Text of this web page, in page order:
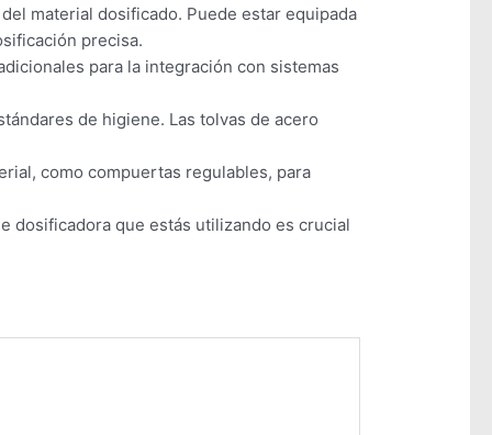
material dosificado. Puede estar equipada
precisa.
para la integración con sistemas
de higiene. Las tolvas de acero
como compuertas regulables, para
dosificadora que estás utilizando es crucial